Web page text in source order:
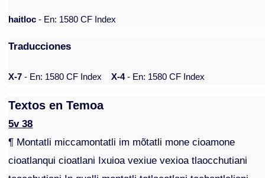
haitloc - En: 1580 CF Index
Traducciones
X-7 - En: 1580 CF Index X-4- En: 1580 CF Index
Textos en Temoa
5v 38
¶ Montatli miccamontatli im mõtatli mone cioamone
cioatlanqui cioatlani Ixuioa vexiue vexioa tlaocchutiani